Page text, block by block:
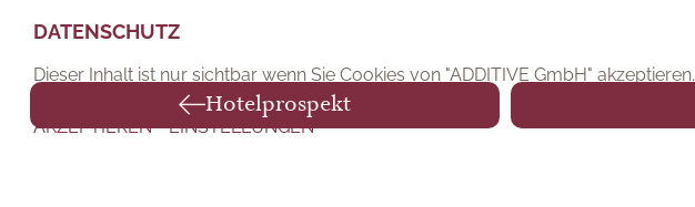
Hotelprospekt
DATENSCHUTZ
Dieser Inhalt ist nur sichtbar wenn Sie Cookies von "Dialogshift GmbH" akzeptieren.
AKZEPTIEREN EINSTELLUNGEN
DATENSCHUTZ
Dieser Inhalt ist nur sichtbar wenn Sie Cookies von "ADDITIVE GmbH" akzeptieren.
AKZEPTIEREN EINSTELLUNGEN